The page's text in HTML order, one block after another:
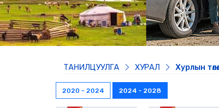
ТАНИЛЦУУЛГА ХУРАЛ Хурлын
2020 - 2024 2024 - 2028